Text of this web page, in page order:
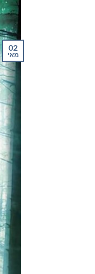
02
מאי